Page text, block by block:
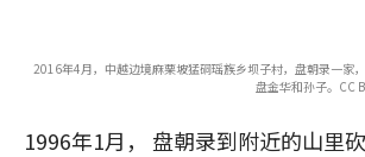
2016年4月，中越边境麻栗坡猛硐瑶族乡坝子村，盘朝录一家
盘金华和孙子。CC
1996年1月， 盘朝录到附近的山里